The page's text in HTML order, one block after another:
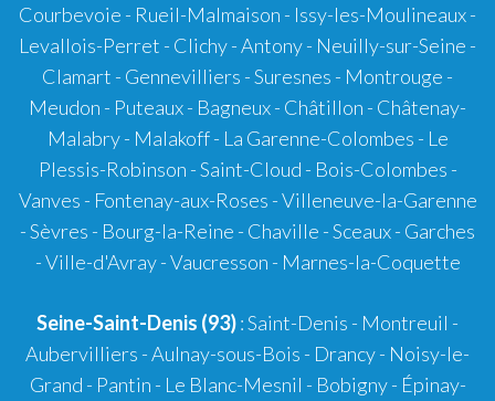
Courbevoie - Rueil-Malmaison - Issy-les-Moulineaux -
Levallois-Perret - Clichy - Antony - Neuilly-sur-Seine -
Clamart - Gennevilliers - Suresnes - Montrouge -
Meudon - Puteaux - Bagneux - Châtillon - Châtenay-
Malabry - Malakoff - La Garenne-Colombes - Le
Plessis-Robinson - Saint-Cloud - Bois-Colombes -
Vanves - Fontenay-aux-Roses - Villeneuve-la-Garenne
- Sèvres - Bourg-la-Reine - Chaville - Sceaux - Garches
- Ville-d'Avray - Vaucresson - Marnes-la-Coquette
Seine-Saint-Denis (93): Saint-Denis - Montreuil -
Aubervilliers - Aulnay-sous-Bois - Drancy - Noisy-le-
Grand - Pantin - Le Blanc-Mesnil - Bobigny - Épinay-